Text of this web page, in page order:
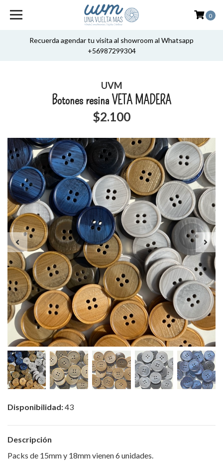
Recuerda agendar tu visita al showroom al Whatsapp
+56987299304
0
UVM
Botones resina VETA MADERA
$2.100
Disponibilidad:43
Descripción
Packs de 15mm y 18mm vienen 6 unidades.